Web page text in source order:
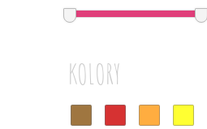
KOLORY